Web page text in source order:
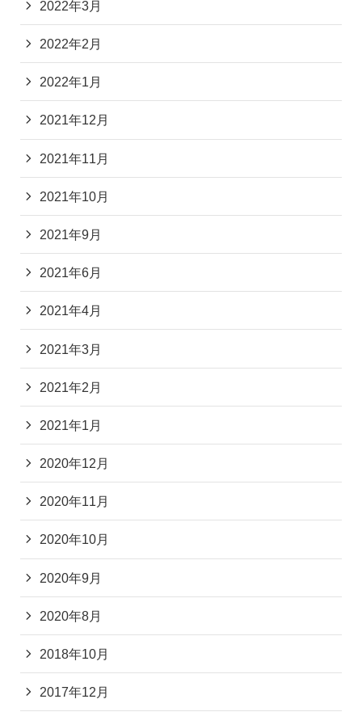
2022年3月
2022年2月
2022年1月
2021年12月
2021年11月
2021年10月
2021年9月
2021年6月
2021年4月
2021年3月
2021年2月
2021年1月
2020年12月
2020年11月
2020年10月
2020年9月
2020年8月
2018年10月
2017年12月